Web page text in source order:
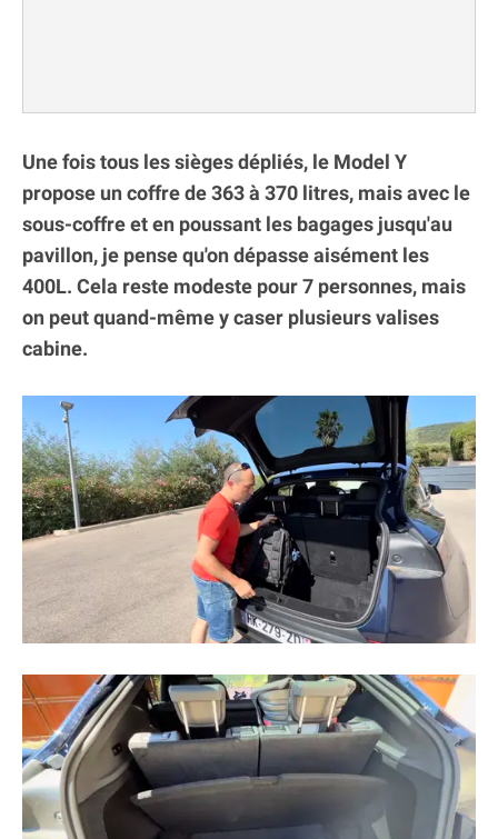
Une fois tous les sièges dépliés, le Model Y
propose un coffre de 363 à 370 litres, mais avec le
sous-coffre et en poussant les bagages jusqu'au
pavillon, je pense qu'on dépasse aisément les
400L. Cela reste modeste pour 7 personnes, mais
on peut quand-même y caser plusieurs valises
cabine.